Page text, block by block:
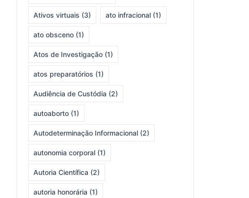
Ativos virtuais (3) ato infracional(1)
ato obsceno(1)
Atos de Investigação(1)
atos preparatórios (1)
Audiência de Custódia (2)
autoaborto(1)
Autodeterminação Informacional(2)
autonomia corporal(1)
Autoria Científica (2)
autoria honorária (1)